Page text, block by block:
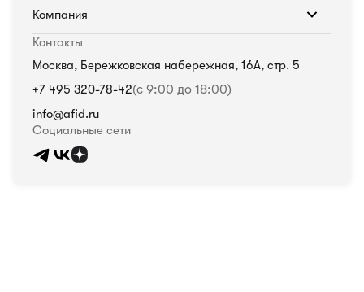
Компания
Контакты
Москва, Бережковская набережная, 16А, стр. 5
+7 495 320-78-42(с 9:00 до 18:00)
info@afid.ru
Социальные сети